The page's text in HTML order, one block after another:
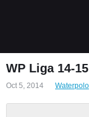
WP Liga 14-
Oct 5, 2014 Waterpolo